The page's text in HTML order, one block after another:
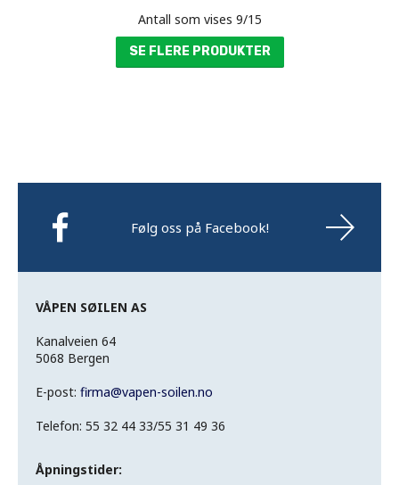
Antall som vises 9/15
SE FLERE PRODUKTER
Følg oss på Facebook!
VÅPEN SØILEN AS
Kanalveien 64
5068 Bergen
E-post: firma@vapen-soilen.no
Telefon: 55 32 44 33/55 31 49 36
Åpningstider: